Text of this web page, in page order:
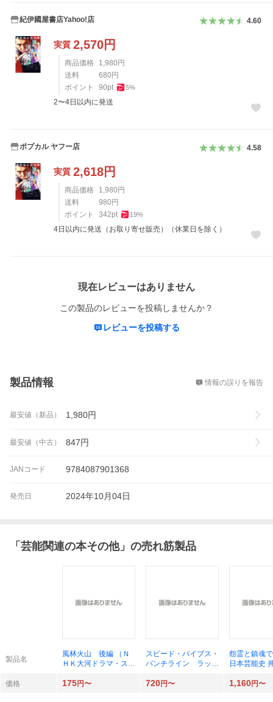
紀伊國屋書店Yahoo!店 4.60
実質 2,570円
商品価格 1,980 円
送料
680 円
ポイント
90pt 5%
2〜4日以内に発送
ポプカル ヤフー店 4.58
実質 2,618円
商品価格 1,980 円
送料
980 円
ポイント
342pt 19%
4日以内に発送（お取り寄せ販売）（休業日を除く）
現在レビューはありません
この製品のレビューを投稿しませんか？
レビューを投稿する
製品情報 情報の誤りを報告
最安値（新品） 1,980円
最安値（中古） 847円
JANコード 9784087901368
発売日 2024年10月04日
「 芸能関連の本その他」の売れ筋製品
製品名
風林火山 後編 （Ｎ
ＨＫ大河ドラマ・スト
原作
スピード・バイブス・
パンチライン ラップ
ゃべり論 つやちゃん
怨霊と鎮魂
日本芸能史
価格
175円〜 720円〜 1,160円〜